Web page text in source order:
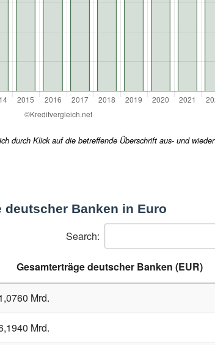
durch Klick auf die betreffende Überschrift aus- und wieder
deutscher Banken in Euro
Search:
Gesamterträge deutscher Banken (EUR)
Mrd.
Mrd.